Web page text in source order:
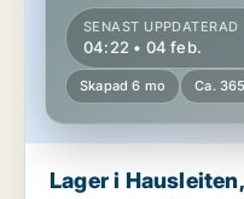
SENAST UPPDATERAD
04:22 • 04 feb.
Skapad 6 mo Ca.
Lager i